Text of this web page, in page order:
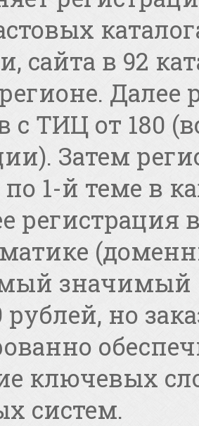
сайта в 92
Далее
с ТИЦ от 180
Затем
по 1-й теме в
регистрация
значимый
рублей, но
ключевых
систем.